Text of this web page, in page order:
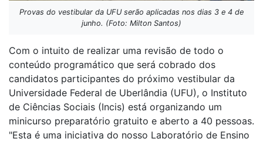
Provas do vestibular da UFU serão aplicadas nos dias 3 e 4 de
junho. (Foto: Milton Santos)
Com o intuito de realizar uma revisão de todo o
conteúdo programático que será cobrado dos
candidatos participantes do próximo vestibular da
Universidade Federal de Uberlândia (UFU), o Instituto
de Ciências Sociais (Incis) está organizando um
minicurso preparatório gratuito e aberto a 40 pessoas.
"Esta é uma iniciativa do nosso Laboratório de Ensino